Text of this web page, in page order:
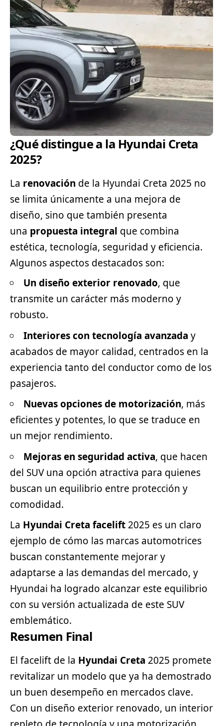
¿Qué distingue a la Hyundai Creta
2025?
La renovación de la Hyundai Creta 2025 no
se limita únicamente a una mejora de
diseño, sino que también presenta
una propuesta integral que combina
estética, tecnología, seguridad y eficiencia.
Algunos aspectos destacados son:
Un diseño exterior renovado, que
transmite un carácter más moderno y
robusto.
Interiores con tecnología avanzada y
acabados de mayor calidad, centrados en la
experiencia tanto del conductor como de los
pasajeros.
Nuevas opciones de motorización, más
eficientes y potentes, lo que se traduce en
un mejor rendimiento.
Mejoras en seguridad activa, que hacen
del SUV una opción atractiva para quienes
buscan un equilibrio entre protección y
comodidad.
La Hyundai Creta facelift2025 es un claro
ejemplo de cómo las marcas automotrices
buscan constantemente mejorar y
adaptarse a las demandas del mercado, y
Hyundai ha logrado alcanzar este equilibrio
con su versión actualizada de este SUV
emblemático.
Resumen Final
El facelift de la Hyundai Creta 2025 promete
revitalizar un modelo que ya ha demostrado
un buen desempeño en mercados clave.
Con un diseño exterior renovado, un interior